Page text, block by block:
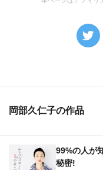
岡部久仁子の作品
99%の人が
秘密!